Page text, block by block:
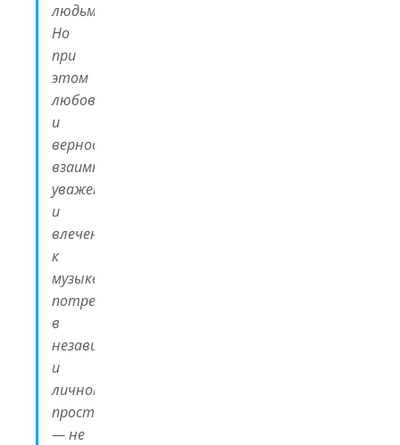
людьми.
Но
при
этом
любовь
и
верность,
взаимное
уважение
и
влечение
к
музыке,
потребность
в
независимости
и
личном
пространстве
— не